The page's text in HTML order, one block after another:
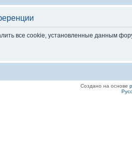
все cookie, установленные данным
Создано на основе